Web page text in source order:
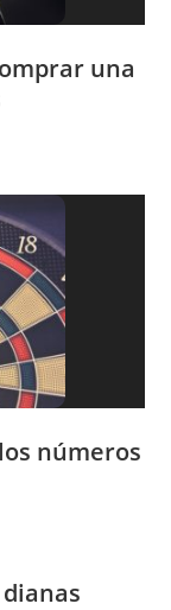
una
números